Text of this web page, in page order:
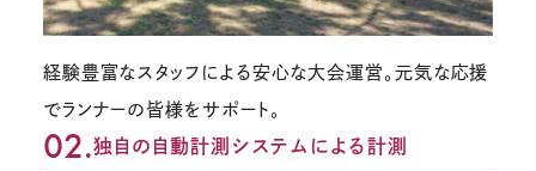
経験豊富なスタッフによる安心な大会運営。元気な応援
でランナーの皆様をサポート。
02.独自の自動計測システムによる計測